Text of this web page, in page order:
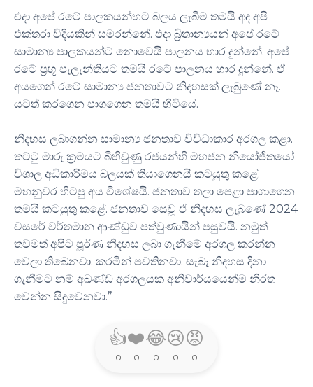
එදා අපේ රටේ පාලකයන්හට බලය ලැබීම තමයි අද අපි
එක්තරා විදියකින් සමරන්නේ. එදා බ්‍රිතාන්‍යයන් අපේ රටේ
සාමාන්‍ය පාලකයන්ට නොවෙයි පාලනය භාර දුන්නේ. අපේ
රටේ ප්‍රභූ පැලැන්තියට තමයි රටේ පාලනය භාර දුන්නේ. ඒ
අයගෙන් රටේ සාමාන්‍ය ජනතාවට නිදහසක් ලැබුණේ නෑ.
යටත් කරගෙන පාගගෙන තමයි හිටියේ.
නිදහස ලබාගන්න සාමාන්‍ය ජනතාව විවිධාකාර අරගල කළා.
තට්ටු මාරු ක්‍රමයට බිහිවුණු රජයන්හි මහජන නියෝජිතයෝ
විශාල අධිකාරිමය බලයක් තියාගෙනයි කටයුතු කළේ.
මහනුවර හිටපු අය විශේෂයි. ජනතාව තලා පෙළා පාගාගෙන
තමයි කටයුතු කළේ. ජනතාව සෙවූ ඒ නිදහස ලැබුණේ 2024
වසරේ වර්තමාන ආණ්ඩුව පත්වුණායින් පසුවයි. නමුත්
තවමත් අපිට පූර්ණ නිදහස ලබා ගැනීමේ අරගල කරන්න
වෙලා තිබෙනවා. කරමින් පවතිනවා. සැබෑ නිදහස දිනා
ගැනීමට නම් අඛණ්ඩ අරගලයක අනිවාර්යයෙන්ම නිරත
වෙන්න සිදුවෙනවා.’’
👍
0
❤️
0
😂
0
😢
0
😡
0